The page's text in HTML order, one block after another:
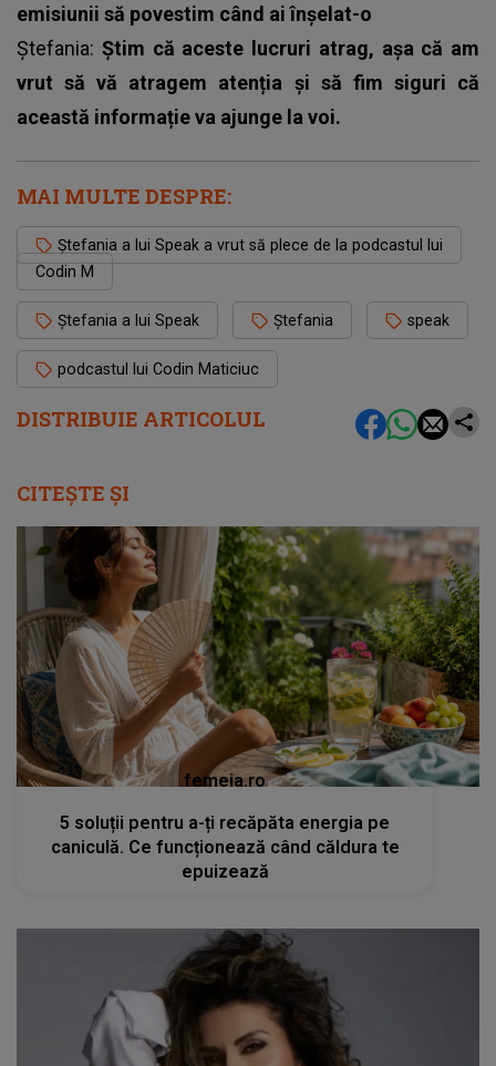
DISTRIBUIE ARTICOLUL
emisiunii să povestim când ai înșelat-o
Ștefania: Știm că aceste lucruri atrag, așa că am
vrut să vă atragem atenția și să fim siguri că
această informație va ajunge la voi.
MAI MULTE DESPRE:
Ștefania a lui Speak a vrut să plece de la podcastul lui
Codin M
Ștefania a lui Speak Ștefania speak
podcastul lui Codin Maticiuc
CITEȘTE ȘI
femeia.ro
5 soluții pentru a-ți recăpăta energia pe
caniculă. Ce funcționează când căldura te
epuizează